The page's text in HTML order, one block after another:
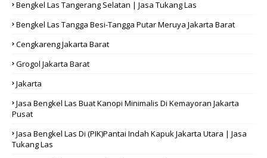
Bengkel Las Tangerang Selatan | Jasa Tukang Las
Bengkel Las Tangga Besi-Tangga Putar Meruya Jakarta Barat
Cengkareng Jakarta Barat
Grogol Jakarta Barat
Jakarta
Jasa Bengkel Las Buat Kanopi Minimalis Di Kemayoran Jakarta
Pusat
Jasa Bengkel Las Di (PIK)Pantai Indah Kapuk Jakarta Utara | Jasa
Tukang Las